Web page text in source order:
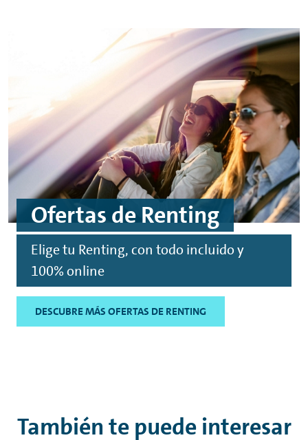
Ofertas deRenting
Elige tu Renting, con todo incluido y
100%online
DESCUBRE MÁS OFERTAS DE RENTING
También te puede interesar